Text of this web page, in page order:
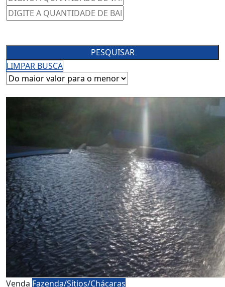
PESQUISAR
LIMPAR BUSCA
Venda Fazenda/Sítios/Chácaras